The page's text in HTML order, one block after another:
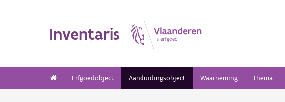
Inventaris
Erfgoedobject Aanduidingsobject Waarneming Thema